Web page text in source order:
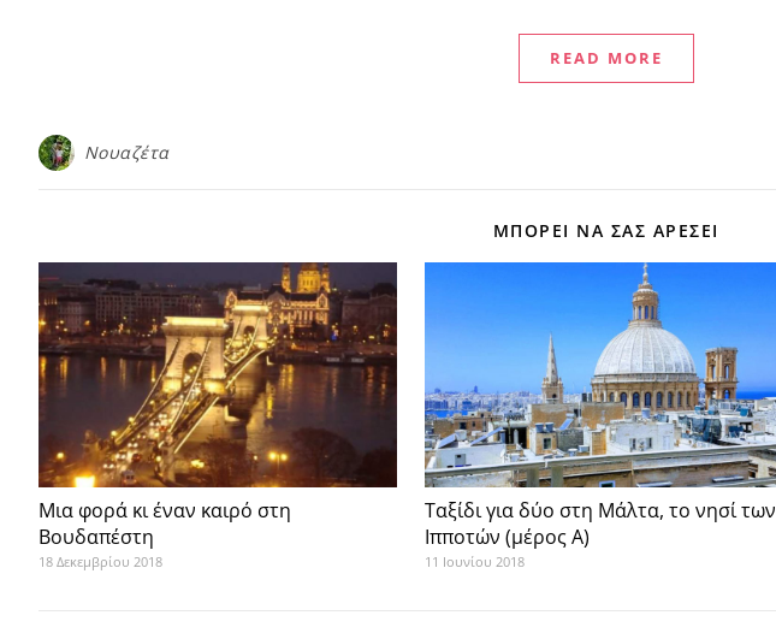
READ MORE
Νουαζέτα
ΜΠΟΡΕΊ ΝΑ ΣΑΣ ΑΡΈΣΕΙ
Μια φορά κι έναν καιρό στη
Βουδαπέστη
18 Δεκεμβρίου 2018
Ταξίδι για δύο στη Μάλτα, το νησί των
Ιπποτών (μέρος Α)
11 Ιουνίου 2018